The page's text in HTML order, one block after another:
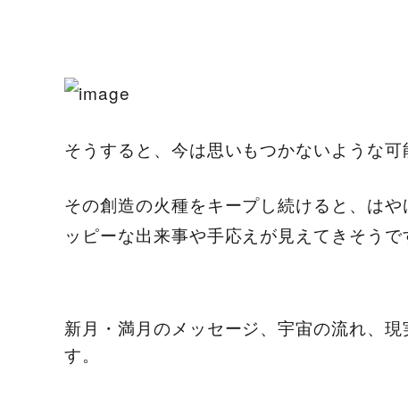
そうすると、今は思いもつかないような可
その創造の火種をキープし続けると、は
ッピーな出来事や手応えが見えてきそうで
新月・満月のメッセージ、宇宙の流れ、
す。